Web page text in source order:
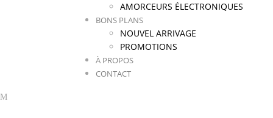
AMORCEURS ÉLECTRONIQUES
BONS PLANS
NOUVEL ARRIVAGE
PROMOTIONS
À PROPOS
CONTACT